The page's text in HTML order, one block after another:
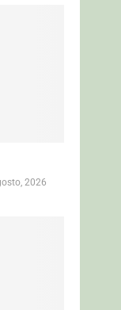
2026